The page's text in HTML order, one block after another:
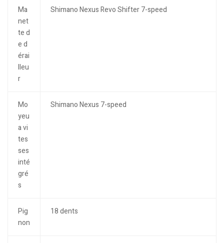
Ma
net
te d
e d
érai
lleu
r
Shimano Nexus Revo Shifter 7-speed
Mo
yeu
a vi
tes
ses
inté
gré
s
Shimano Nexus 7-speed
Pig
non
18 dents